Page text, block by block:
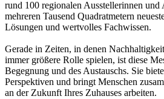
rund 100 regionalen Ausstellerinnen und
mehreren Tausend Quadratmetern
Lösungen und wertvolles Fachwissen.
Gerade in Zeiten, in denen
immer größere Rolle spielen, ist diese
Begegnung und des Austauschs. Sie
Perspektiven und bringt Menschen
an der Zukunft Ihres Zuhauses arbeiten.